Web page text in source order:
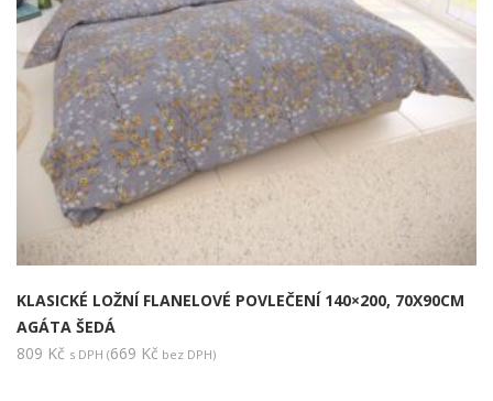
KLASICKÉ LOŽNÍ FLANELOVÉ POVLEČENÍ 140×200, 70X90CM
AGÁTA ŠEDÁ
809 Kč s DPH (669 Kč bez DPH)